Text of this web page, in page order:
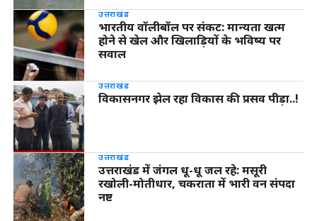
उत्तराखंड
भारतीय वॉलीबॉल पर संकट: मान्यता खत्म
होने से खेल और खिलाड़ियों के भविष्य पर
सवाल
उत्तराखंड
विकासनगर झेल रहा विकास की प्रसव पीड़ा..!
उत्तराखंड
उत्तराखंड में जंगल धू-धू जल रहे: मसूरी
रखोली-मोतीधार, चकराता में भारी वन संपदा
नष्ट